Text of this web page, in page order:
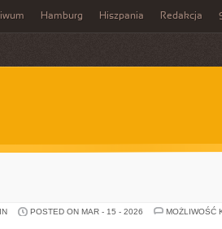
Hamburg Hiszpania Redakcja
POSTED ON MAR - 15 - 2026
MOŻLIWOŚĆ